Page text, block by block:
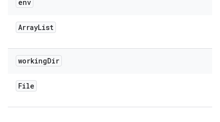
env
ArrayList
workingDir
File